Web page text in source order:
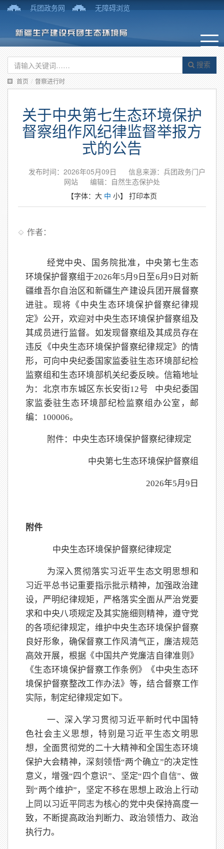
兵团政务网 无障碍浏览
搜索
首页 / 督察进行时
关于中央第七生态环境保护
督察组作风纪律监督举报方
式的公告
发布时间：2026年05月09日
信息来源：兵团政务门户
网站
编辑：自然生态保护处
【字体： 大 中 小】 打印本页
作者：
经党中央、国务院批准，中央第七生态
环境保护督察组于2026年5月9 日至6月 9 日 对新
疆维吾尔自治区和新疆生产建设兵团开展督察
进驻。现将《中央生态环境保护督察纪律规
定》公开，欢迎对中央生态环境保护督察组及
其成员进行监督。如发现督察组及其成员存在
违反《中央生态环境保护督察纪律规定》的情
形，可向中央纪委国家监委驻生态环境部纪检
监察组和生态环境部机关纪委反映。信箱地址
为：北京市东城区东长安街12号 中央纪委国
家监委驻生态环境部纪检监察组办公室，邮
编：100006。
附件：中央生态环境保护督察纪律规定
中央第七生态环境保护督察组
2026年5月 9 日
附件
中央生态环境保护督察纪律规定
为深入贯彻落实习近平生态文明思想和
习近平总书记重要指示批示精神，加强政治建
设，严明纪律规矩，严格落实全面从严治党要
求和中央八项规定及其实施细则精神，遵守党
的各项纪律规定，维护中央生态环境保护督察
良好形象，确保督察工作风清气正，廉洁规范
高效开展，根据《中国共产党廉洁自律准则》
《生态环境保护督察工作条例》《中央生态环
境保护督察整改工作办法》等，结合督察工作
实际，制定纪律规定如下。
一、深入学习贯彻习近平新时代中国特
色社会主义思想，特别是习近平生态文明思
想，全面贯彻党的二十大精神和全国生态环境
保护大会精神，深刻领悟“两个确立”的决定性
意义，增强“四个意识”、坚定“四个自信”、做
到“两个维护”，坚定不移在思想上政治上行动
上同以习近平同志为核心的党中央保持高度一
致，不断提高政治判断力、政治领悟力、政治
执行力。